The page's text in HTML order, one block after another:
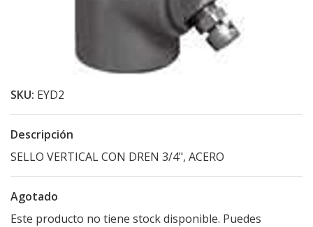
SKU: EYD2
Descripción
SELLO VERTICAL CON DREN 3/4", ACERO
Agotado
Este producto no tiene stock disponible. Puedes